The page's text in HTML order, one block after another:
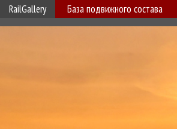
RailGallery База подвижного состава